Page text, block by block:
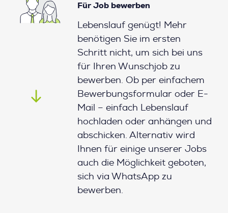
Für Job bewerben
Lebenslauf genügt! Mehr
benötigen Sie im ersten
Schritt nicht, um sich bei uns
für Ihren Wunschjob zu
bewerben. Ob per einfachem
Bewerbungsformular oder E-
Mail – einfach Lebenslauf
hochladen oder anhängen und
abschicken. Alternativ wird
Ihnen für einige unserer Jobs
auch die Möglichkeit geboten,
sich via WhatsApp zu
bewerben.